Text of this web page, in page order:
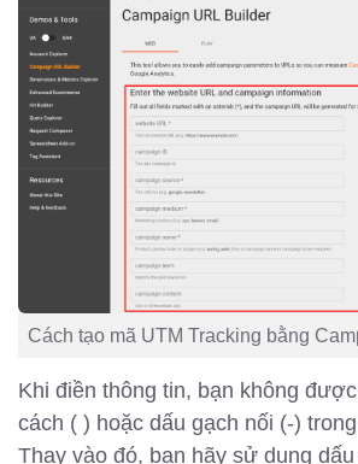
Cách tạo mã UTM Tracking bằng
Khi điền thông tin, bạn không
cách ( ) hoặc dấu gạch nối (-)
Thay vào đó, bạn hãy sử dụng